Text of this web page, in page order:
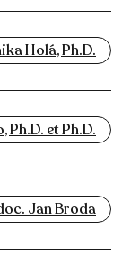
Holá, Ph.D.
Ph.D. et Ph.D.
Jan Broda